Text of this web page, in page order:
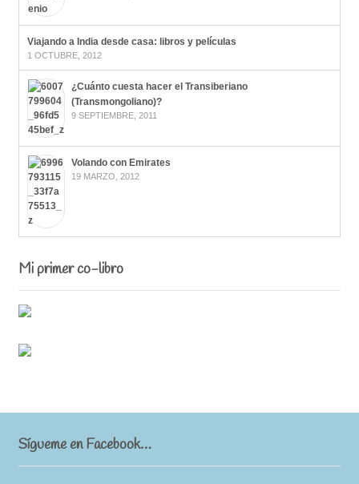
Viajando a India desde casa: libros y películas
1 OCTUBRE, 2012
¿Cuánto cuesta hacer el Transiberiano
(Transmongoliano)?
9 SEPTIEMBRE, 2011
Volando con Emirates
19 MARZO, 2012
Mi primer co-libro
Sígueme en Facebook…